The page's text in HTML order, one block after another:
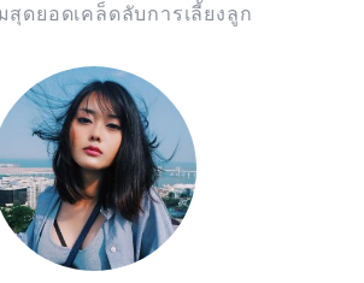
สุดยอดเคล็ดลับการเลี้ยงลูก